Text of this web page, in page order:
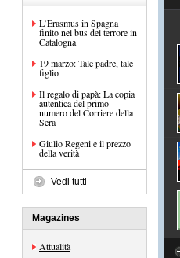
L’Erasmus in Spagna
finito nel bus del terrore in
Catalogna
19 marzo: Tale padre, tale
figlio
Il regalo di papà: La copia
autentica del primo
numero del Corriere della
Sera
Giulio Regeni e il prezzo
della verità
Vedi tutti
Magazines
Attualità